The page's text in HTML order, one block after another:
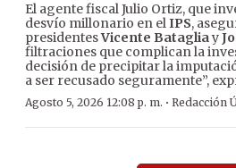
El agente fiscal Julio Ortiz, que
desvío millonario en elIPS,
presidentesVicente Batagliay
filtraciones que complican la
decisión de precipitar la
a ser recusado seguramente”,
Agosto 5, 2026 12:08 p. m. · Redacción